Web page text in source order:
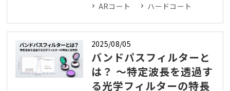
ARコート
ハードコート
2025/08/05
バンドパスフィルターと
は？ ～特定波長を透過す
る光学フィルターの特長